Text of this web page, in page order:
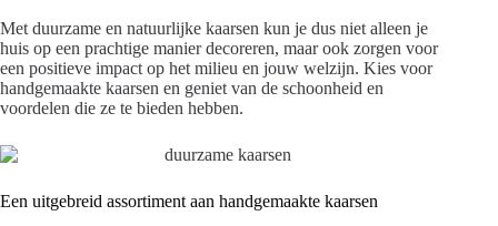
Met duurzame en natuurlijke kaarsen kun je dus niet alleen je
huis op een prachtige manier decoreren, maar ook zorgen voor
een positieve impact op het milieu en jouw welzijn. Kies voor
handgemaakte kaarsen en geniet van de schoonheid en
voordelen die ze te bieden hebben.
Een uitgebreid assortiment aan handgemaakte kaarsen